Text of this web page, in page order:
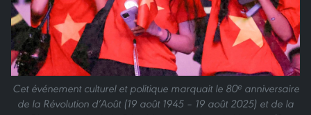
Cet événement culturel et politique marquait le 80ᵉ anniversaire
de la Révolution d’Août (19 août 1945 – 19 août 2025) et de la